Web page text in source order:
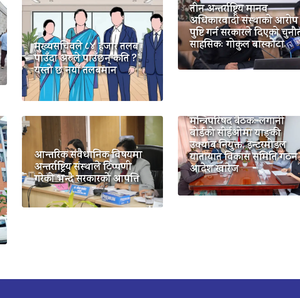
मुख्यसचिवले ८४ हजार तलब
पाउँदा अरुले पाउँछन् कति ?
यस्तो छ नयाँ तलबमान
तीन अन्तर्राष्ट्रिय मानव
अधिकारवादी संस्थाको आरोप
पुष्टि गर्न सरकारले दिएको
साहसिकः गोकुल बास्कोटा
आन्तरिक संवैधानिक विषयमा
अन्तर्राष्ट्रिय संस्थाले टिप्पणी
गरेको भन्दै सरकारको आपत्ति
मन्त्रिपरिषद बैठकः लगानी
बोर्डको सीईओमा याङ्की
उक्याब नियुक्त, इन्टरमोडल
यातायात विकास समिति गठन
आदेश खारेज